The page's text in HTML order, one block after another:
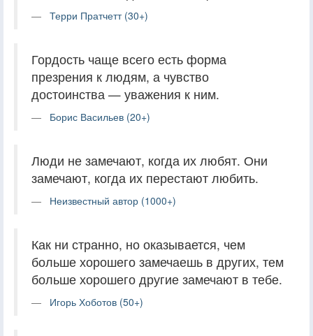
Терри Пратчетт (30+)
Гордость чаще всего есть форма
презрения к людям, а чувство
достоинства — уважения к ним.
Борис Васильев (20+)
Люди не замечают, когда их любят. Они
замечают, когда их перестают любить.
Неизвестный автор (1000+)
Как ни странно, но оказывается, чем
больше хорошего замечаешь в других, тем
больше хорошего другие замечают в тебе.
Игорь Хоботов (50+)